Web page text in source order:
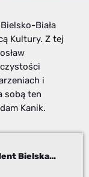
Biała
Kultury. Z tej
i
sobą ten
Kanik.
Jarosław Klimaszewski prezydent Bielska-Białej